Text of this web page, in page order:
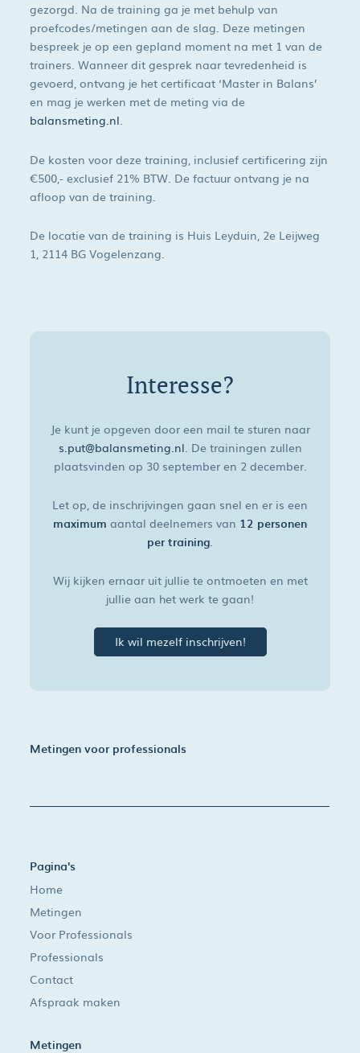
gezorgd. Na de training ga je met behulp van
proefcodes/metingen aan de slag. Deze metingen
bespreek je op een gepland moment na met 1 van de
trainers. Wanneer dit gesprek naar tevredenheid is
gevoerd, ontvang je het certificaat ‘Master in Balans’
en mag je werken met de meting via de
balansmeting.nl.
De kosten voor deze training, inclusief certificering zijn
€500,- exclusief 21% BTW. De factuur ontvang je na
afloop van de training.
De locatie van de training is Huis Leyduin, 2e Leijweg
1, 2114 BG Vogelenzang.
Interesse?
Je kunt je opgeven door een mail te sturen naar
s.put@balansmeting.nl. De trainingen zullen
plaatsvinden op 30 september en 2 december.
Let op, de inschrijvingen gaan snel en er is een
maximum aantal deelnemers van 12 personen
per training.
Wij kijken ernaar uit jullie te ontmoeten en met
jullie aan het werk te gaan!
Ik wil mezelf inschrijven!
Metingen voor professionals
Pagina's
Home
Metingen
Voor Professionals
Professionals
Contact
Afspraak maken
Metingen